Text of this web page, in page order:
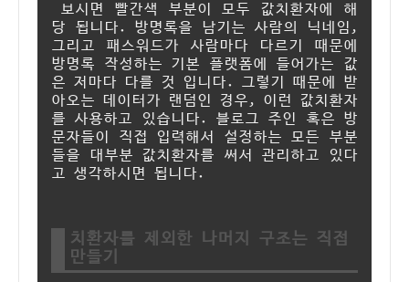
보시면 빨간색 부분이 모두 값치환자에 해
당 됩니다. 방명록을 남기는 사람의 닉네임,
그리고 패스워드가 사람마다 다르기 때문에
방명록 작성하는 기본 플랫폼에 들어가는 값
은 저마다 다를 것 입니다. 그렇기 때문에 받
아오는 데이터가 랜덤인 경우, 이런 값치환자
를 사용하고 있습니다. 블로그 주인 혹은 방
문자들이 직접 입력해서 설정하는 모든 부분
들을 대부분 값치환자를 써서 관리하고 있다
고 생각하시면 됩니다.
치환자를 제외한 나머지 구조는 직접
만들기